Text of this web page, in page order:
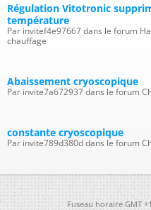
Régulation Vitotronic
température
Par invitef4e97667 dans le forum
chauffage
Abaissement cryoscopique
Par invite7a672937 dans le forum
constante cryoscopique
Par invite789d380d dans le forum
Fuseau horaire GMT